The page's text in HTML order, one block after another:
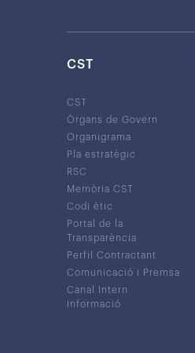
CST
CST
Òrgans de Govern
Organigrama
Pla estratègic
RSC
Memòria CST
Codi ètic
Portal de la
Transparència
Perfil Contractant
Comunicació i Premsa
Canal Intern
Informació